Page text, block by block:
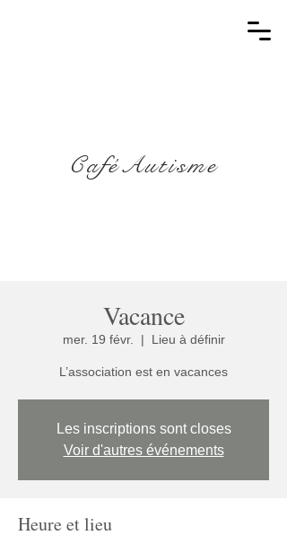
CaféAutisme
Vacance
mer. 19 févr.
  |
Lieu à définir
L’association est en vacances
Les inscriptions sont closes
Voir d'autres événements
Heure et lieu